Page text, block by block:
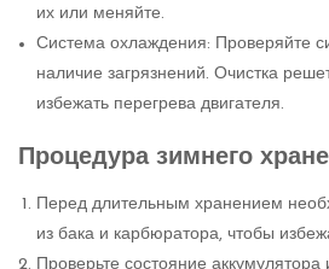
их или меняйте.
Система охлаждения: Проверяйте
наличие загрязнений. Очистка
избежать перегрева двигателя.
Процедура зимнего
Перед длительным хранением
из бака и карбюратора, чтобы
Проверьте состояние